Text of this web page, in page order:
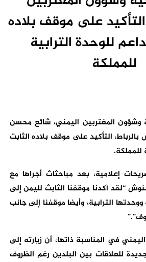
على موقف بلاده
للوحدة الترابية
للمملكة
وشؤون المغتربين اليمني، شائع محسن
التأكيد على موقف بلاده الثابت
للمملكة.
إعلامية، بعد مباحثاث أجراها مع
“لقد أكدنا موقفنا الثابث لليمن إلى
الترابية، وأيضا موقفنا إلى جانب
في المناسبة ذاتها، أن زيارته إلى
للعلاقات بين البلدين رغم الظروف